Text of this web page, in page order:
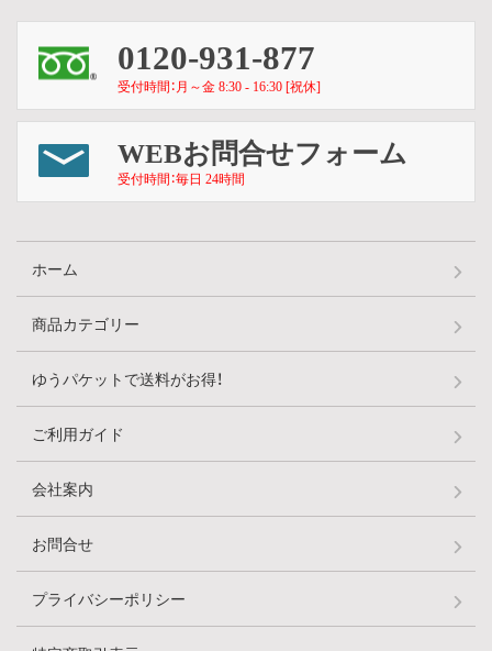
0120-931-877
受付時間：月～金 8:30 - 16:30 [祝休]
WEBお問合せフォーム
受付時間：毎日 24時間
ホーム
商品カテゴリー
ゆうパケットで送料がお得！
ご利用ガイド
会社案内
お問合せ
プライバシーポリシー